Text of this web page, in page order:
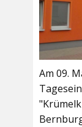
Am 09.